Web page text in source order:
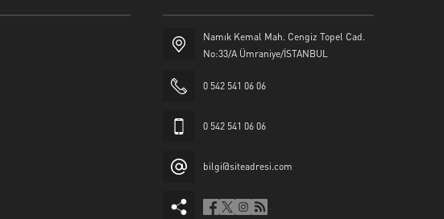
Namık Kemal Mah. Cengiz Topel Cad.
No:33/A Ümraniye/İSTANBUL
0 542 541 06 06
0 542 541 06 06
bilgi@siteadresi.com